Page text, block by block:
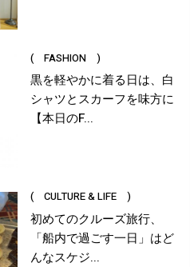
( FASHION )
黒を軽やかに着る日は、白
シャツとスカーフを味方に
【本日のF...
( CULTURE & LIFE )
初めてのクルーズ旅行、
「船内で過ごす一日」はど
んなスケジ...